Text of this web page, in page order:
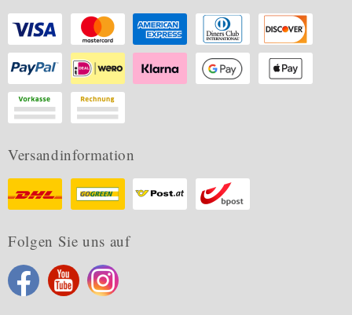
Versandinformation
Folgen Sie uns auf